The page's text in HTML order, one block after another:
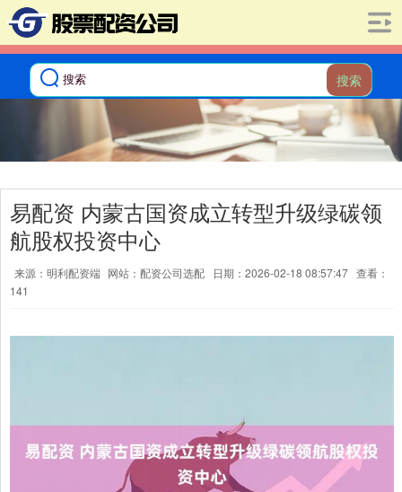
搜索
易配资 内蒙古国资成立转型升级绿碳领
航股权投资中心
来源：明利配资端 网站：配资公司选配 日期：2026-02-18 08:57:47 查看：
141